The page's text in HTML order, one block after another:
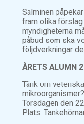
Salminen
fram olika
myndigheterna
påbud som ska
följdverkningar
ÅRETS ALUMN
Tänk om
mikroorganismer?
Torsdagen den
Plats: